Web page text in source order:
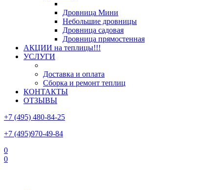
Дровница Мини
Небольшие дровницы
Дровница садовая
Дровница прямостенная
АКЦИИ на теплицы!!!
УСЛУГИ
Доставка и оплата
Сборка и ремонт теплиц
КОНТАКТЫ
ОТЗЫВЫ
+7 (495) 480-84-25
+7 (495)970-49-84
0
0